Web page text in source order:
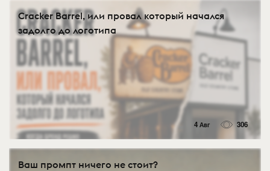
Cracker Barrel, или провал который начался
задолго до логотипа
4 Авг 306
Ваш промпт ничего не стоит?